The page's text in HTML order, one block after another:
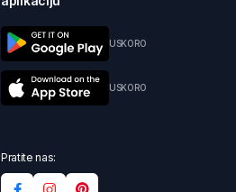
USKORO
USKORO
Pratite nas: